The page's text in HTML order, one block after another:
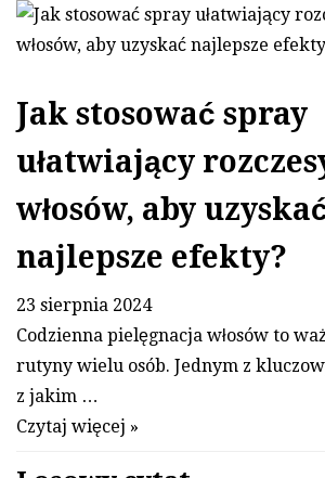
Jak stosować spray
ułatwiający
włosów, aby
najlepsze efekty?
23 sierpnia 2024
Codzienna pielęgnacja włosów to
rutyny wielu osób. Jednym z
z jakim …
Czytaj więcej »